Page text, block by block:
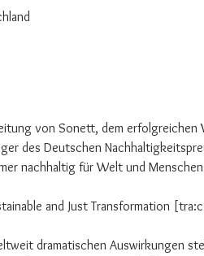
von Sonett, dem erfolgreichen
des Deutschen
nachhaltig für Welt und
and Just Transformation
dramatischen Auswirkungen